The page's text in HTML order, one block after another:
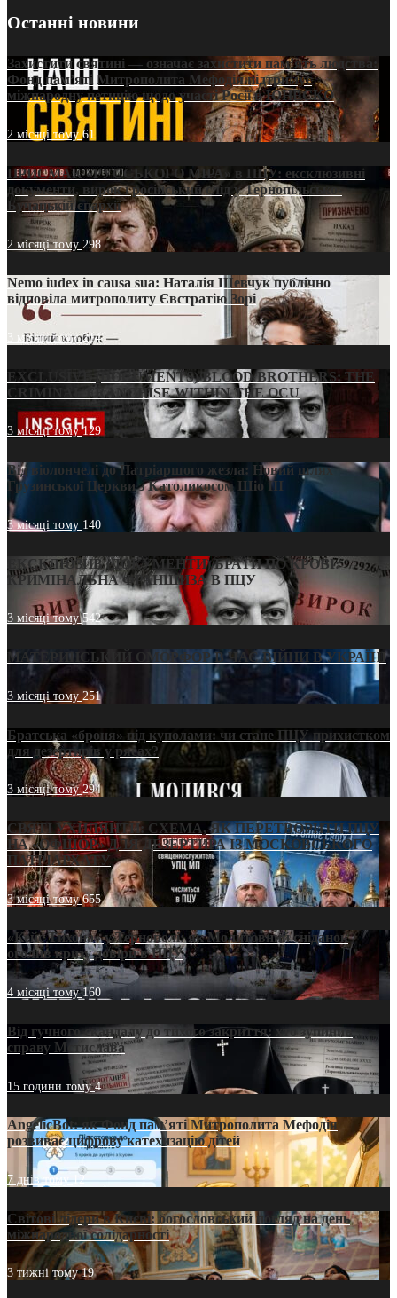
Останні новини
Захистити святині — означає захистити пам’ять людства:
Фонд пам’яті Митрополита Мефодія підтримує
міжнародну петицію щодо участі Росії в ЮНЕСКО
2 місяці тому61
ПРИСМАК «РУССЬКОГО МІРА» в ПЦУ: ексклюзивні
документи, вирок і російський слід у Тернопільсько-
Бучацькій єпархії
2 місяці тому 298
Nemo iudex in causa sua: Наталія Шевчук публічно
відповіла митрополиту Євстратію Зорі
3 місяці тому214
EXCLUSIVE (DOCUMENTS)/BLOOD BROTHERS: THE
CRIMINAL FRANCHISE WITHIN THE OCU
3 місяці тому129
Від віолончелі до Патріаршого жезла: Новий шлях
Грузинської Церкви з Католикосом Шіо III
3 місяці тому 140
ЕКСКЛЮЗИВ (ДОКУМЕНТИ)/БРАТИ ПО КРОВІ:
КРИМІНАЛЬНА ФРАНШИЗА В ПЦУ
3 місяці тому542
МАТЕРИНСЬКИЙ ОМОРФОР В ЧАС ВІЙНИ В УКРАЇНІ
3 місяці тому251
Братська «броня» під куполами: чи стане ПЦУ прихистком
для дезертирів у рясах?
3 місяці тому294
СВЯТІ УХИЛЯНТИ: СХЕМА, ЯК ПЕРЕТВОРИТИ ПЦУ
НА «ОФШОР» ДЛЯ ДЕЗЕРТИРА ІЗ МОСКОВСЬКОГО
ПАТРІАРХАТУ
3 місяці тому655
«Кейс Тихона» у Тернополі: як Молитовний сніданок
оголив кризу довіри в ПЦУ
4 місяці тому160
Від гучного скандалу до тихого закриття: хто зупинив
справу Мстислава
15 години тому4
AngelicBot: як Фонд пам’яті Митрополита Мефодія
розвиває цифрову катехизацію дітей
7 днів тому12
Світові лідери в Києві: богословський погляд на день
міжнародної солідарності
3 тижні тому19